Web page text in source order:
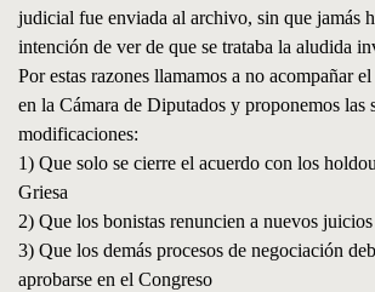
judicial fue enviada al archivo, sin que jamás
intención de ver de que se trataba la aludida
Por estas razones llamamos a no acompañar
en la Cámara de Diputados y proponemos las
modificaciones:
1) Que solo se cierre el acuerdo con los
Griesa
2) Que los bonistas renuncien a nuevos
3) Que los demás procesos de negociación
aprobarse en el Congreso